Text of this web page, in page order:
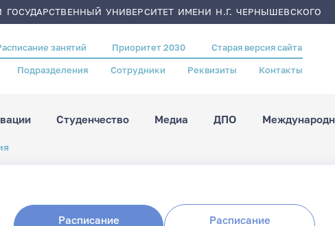
УНИВЕРСИТЕТ ИМЕНИ Н.Г. ЧЕРНЫШЕВСКОГО
занятий Приоритет 2030 Старая версия сайта
Подразделения Сотрудники Реквизиты Контакты
Студенчество Медиа ДПО
Расписание
Расписание